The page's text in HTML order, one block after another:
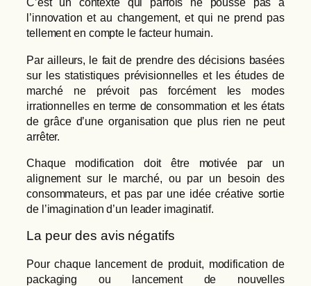
l’innovation et au changement, et qui ne prend pas
tellement en compte le facteur humain.
Par ailleurs, le fait de prendre des décisions basées
sur les statistiques prévisionnelles et les études de
marché ne prévoit pas forcément les modes
irrationnelles en terme de consommation et les états
de grâce d’une organisation que plus rien ne peut
arrêter.
Chaque modification doit être motivée par un
alignement sur le marché, ou par un besoin des
consommateurs, et pas par une idée créative sortie
de l’imagination d’un leader imaginatif.
La peur des avis négatifs
Pour chaque lancement de produit, modification de
packaging ou lancement de nouvelles